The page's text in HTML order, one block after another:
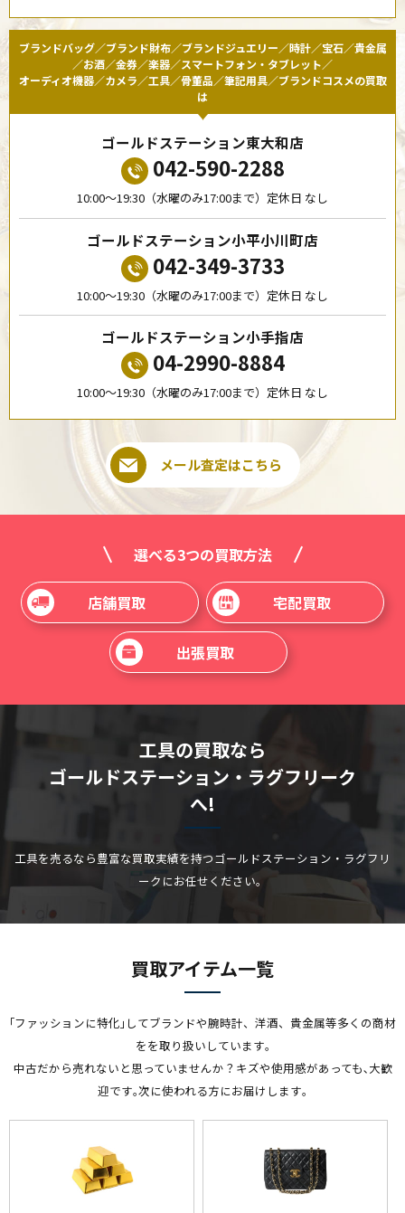
ブランドバッグ／ブランド財布／ブランドジュエリー／時計／宝石／貴金属
／お酒／金券／楽器／スマートフォン・タブレット／
オーディオ機器／カメラ／工具／骨董品／筆記用具／ブランドコスメの買取
は
ゴールドステーション東大和店
042-590-2288
10:00〜19:30（水曜のみ17:00まで）定休日 なし
ゴールドステーション小平小川町店
042-349-3733
10:00〜19:30（水曜のみ17:00まで）定休日 なし
ゴールドステーション小手指店
04-2990-8884
10:00〜19:30（水曜のみ17:00まで）定休日 なし
メール査定はこちら
選べる3つの買取方法
店舗買取 宅配買取
出張買取
工具の買取なら
ゴールドステーション・ラグフリーク
へ!
工具を売るなら豊富な買取実績を持つゴールドステーション・ラグフリ
ークにお任せください。
買取アイテム一覧
｢ファッションに特化｣してブランドや腕時計、洋酒、貴金属等多くの商材
をを取り扱いしています｡
中古だから売れないと思っていませんか？キズや使用感があっても､大歓
迎です｡次に使われる方にお届けします｡